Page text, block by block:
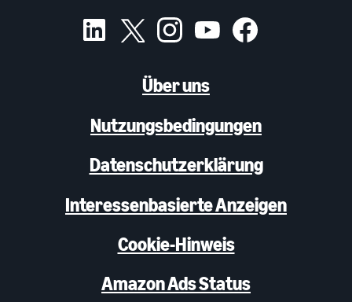
Über uns
Nutzungsbedingungen
Datenschutzerklärung
Interessenbasierte Anzeigen
Cookie-Hinweis
Amazon Ads Status